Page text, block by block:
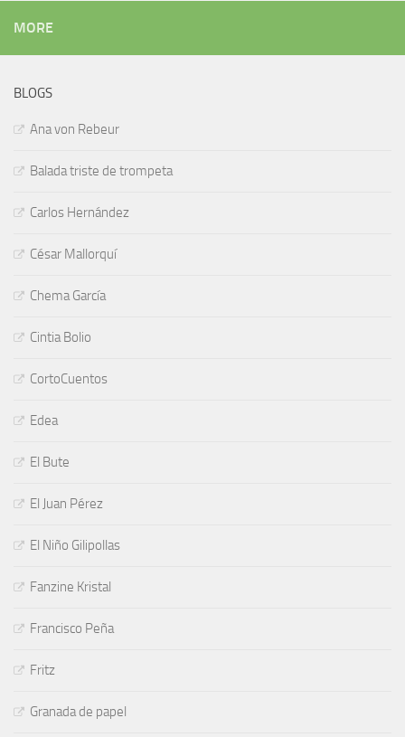
MORE
BLOGS
Ana von Rebeur
Balada triste de trompeta
Carlos Hernández
César Mallorquí
Chema García
Cintia Bolio
CortoCuentos
Edea
El Bute
El Juan Pérez
El Niño Gilipollas
Fanzine Kristal
Francisco Peña
Fritz
Granada de papel